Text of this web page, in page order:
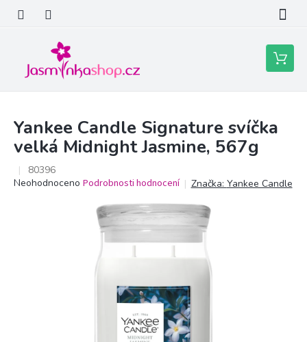
obsah
Nákupní
košík
Yankee Candle Signature svíčka
velká Midnight Jasmine, 567g
80396
Průměrné
Neohodnoceno Podrobnosti hodnocení Značka: Yankee Candle